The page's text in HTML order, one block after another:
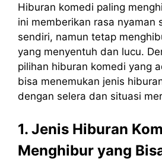
Hiburan komedi paling
ini memberikan rasa nyaman
sendiri, namun tetap
yang menyentuh dan lucu.
pilihan hiburan komedi yang
bisa menemukan jenis
dengan selera dan situasi
1. Jenis Hiburan
Menghibur yang